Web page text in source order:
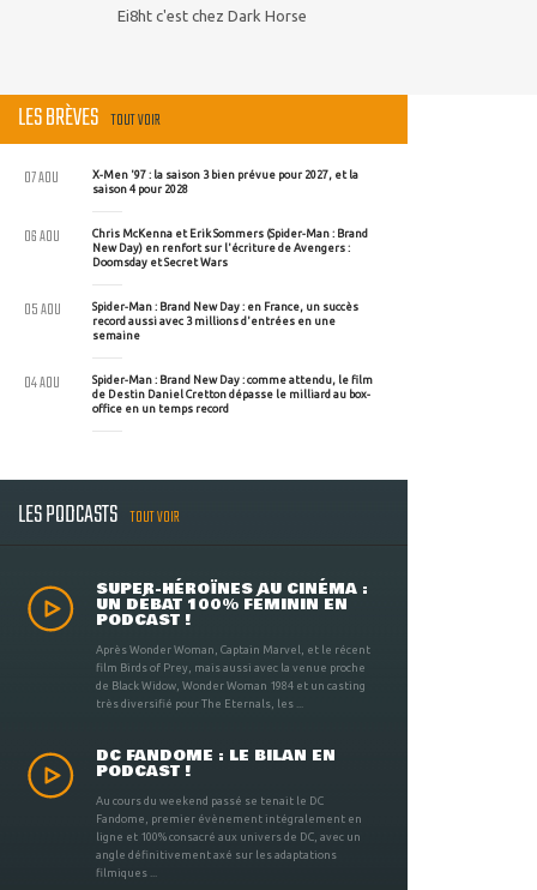
Ei8ht c'est chez Dark Horse
LES BRÈVES TOUT VOIR
X-Men '97 : la saison 3 bien prévue pour 2027, et la
saison 4 pour 2028
07 AOU
Chris McKenna et Erik Sommers (Spider-Man : Brand
New Day) en renfort sur l'écriture de Avengers :
Doomsday et Secret Wars
06 AOU
Spider-Man : Brand New Day : en France, un succès
record aussi avec 3 millions d'entrées en une
semaine
05 AOU
Spider-Man : Brand New Day : comme attendu, le film
de Destin Daniel Cretton dépasse le milliard au box-
office en un temps record
04 AOU
LES PODCASTS TOUT VOIR
SUPER-HÉROÏNES AU CINÉMA :
UN DÉBAT 100% FÉMININ EN
PODCAST !
Après Wonder Woman, Captain Marvel, et le récent
film Birds of Prey, mais aussi avec la venue proche
de Black Widow, Wonder Woman 1984 et un casting
très diversifié pour The Eternals, les ...
DC FANDOME : LE BILAN EN
PODCAST !
Au cours du weekend passé se tenait le DC
Fandome, premier évènement intégralement en
ligne et 100% consacré aux univers de DC, avec un
angle définitivement axé sur les adaptations
filmiques ...